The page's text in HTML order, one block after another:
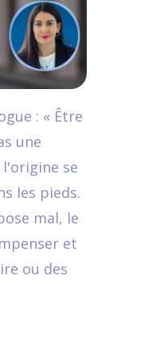
: « Être
une
se
les pieds.
mal, le
et
ou des